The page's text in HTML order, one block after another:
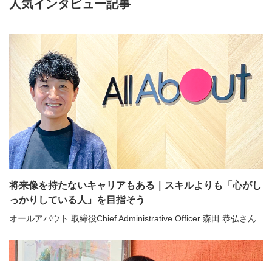
人気インタビュー記事
将来像を持たないキャリアもある｜スキルよりも「心がし
っかりしている人」を目指そう
オールアバウト 取締役Chief Administrative Officer 森田 恭弘さん